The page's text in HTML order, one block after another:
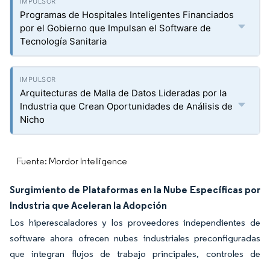
Programas de Hospitales Inteligentes Financiados
por el Gobierno que Impulsan el Software de
Tecnología Sanitaria
Arquitecturas de Malla de Datos Lideradas por la
Industria que Crean Oportunidades de Análisis de
Nicho
Fuente: Mordor Intelligence
Surgimiento de Plataformas en la Nube Específicas por
Industria que Aceleran la Adopción
Los hiperescaladores y los proveedores independientes de
software ahora ofrecen nubes industriales preconfiguradas
que integran flujos de trabajo principales, controles de